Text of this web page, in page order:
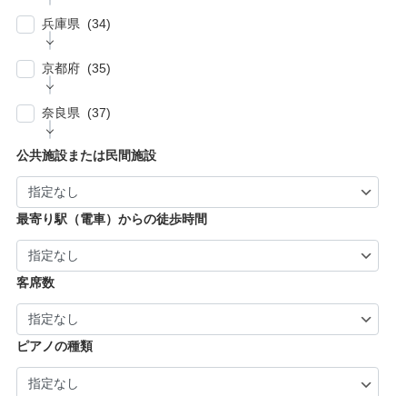
福生市・あきる野市・羽村市 (8)
| … 伊勢市・志摩市 (3)
| … 大阪市 ・堺市 (61)
| … 豊中市・吹田市 ・高槻市・茨木市 (15)
| … 八尾市・寝屋川市・岸和田市・守口市 (5)
河内長野市 (3)
兵庫県 (34)
| … 神戸市・芦屋市 (15)
| … 姫路市・明石市・伊丹市 (8)
| … 加古川市・川西市 (4)
京都府 (35)
| … 京都市・宇治市 (16)
市・京丹後市 (6)
| … 福知山市・城陽市・京田辺市・木津川市 (9)
| … 長岡京市・亀岡市・舞鶴市 (4)
奈良県 (37)
| … 奈良市・橿原市・生駒市・生駒郡 (21)
| … 葛城市・平群町・王寺町・大和高田市 (6)
| … 御所市・五條市・宇陀市 (3)
公共施設または民間施設
最寄り駅（電車）からの徒歩時間
客席数
ピアノの種類